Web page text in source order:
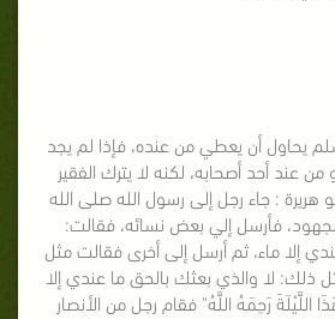
يحاول أن يعطي من عنده، فإذا لم يجد
عند أحد أصحابه، لكنه لا يترك الفقير
هريرة : جاء رجل إلى رسول الله صلى الله
فأرسل إلي بعض نسائه، فقالت:
إلا ماء، ثم أرسل إلى أخرى فقالت مثل
لا والذي بعثك بالحق ما عندي إلا
رَحِمَهُ اللَّهُ" فقام رجل من الأنصار